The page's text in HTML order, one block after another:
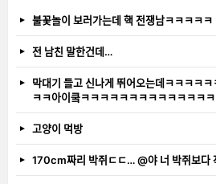
불꽃놀이 보러가는데 핵 전쟁남ㅋㅋㅋㅋㅋ
전 남친 말한건데…
막대기 들고 신나게 뛰어오는데ㅋ
ㅋㅋ아이쿸ㅋㅋㅋㅋㅋㅋㅋㅋㅋㅋㅋㅋㅋㅋ
고양이 먹방
170cm짜리 박쥐ㄷㄷ… @야 너